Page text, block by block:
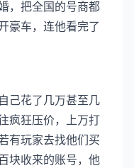
，把全国的号商都
豪车，连他看完了
己花了几万甚至几
疯狂压价，上万打
有玩家去找他们买
块收来的账号，他